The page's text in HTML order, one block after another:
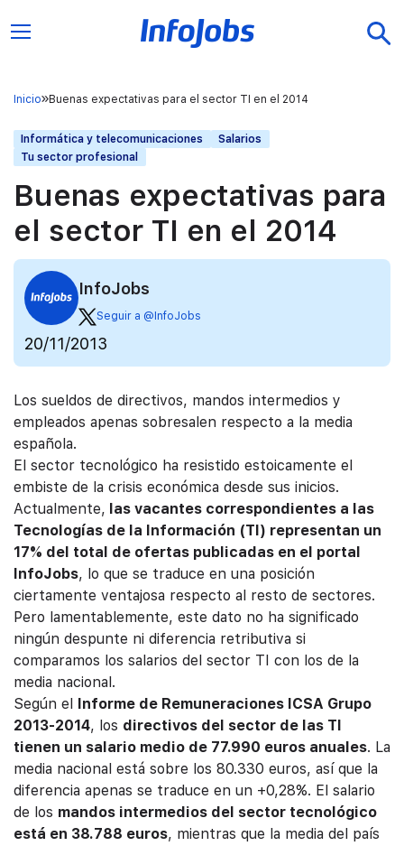
Inicio Buenas expectativas para el sector TI en el 2014
Informática y telecomunicaciones
Salarios
Tu sector profesional
Buenas expectativas para
el sector TI en el 2014
InfoJobs
Seguir a @InfoJobs
20/11/2013
Los sueldos de directivos, mandos intermedios y
empleados apenas sobresalen respecto a la media
española.
El sector tecnológico ha resistido estoicamente el
embiste de la crisis económica desde sus inicios.
Actualmente, las vacantes correspondientes a las
Tecnologías de la Información (TI) representan un
17% del total de ofertas publicadas en el portal
InfoJobs, lo que se traduce en una posición
ciertamente ventajosa respecto al resto de sectores.
Pero lamentablemente, este dato no ha significado
ningún despunte ni diferencia retributiva si
comparamos los salarios del sector TI con los de la
media nacional.
Según el Informe de Remuneraciones ICSA Grupo
2013-2014, los directivos del sector de las TI
tienen un salario medio de 77.990 euros anuales. La
media nacional está sobre los 80.330 euros, así que la
diferencia apenas se traduce en un +0,28%. El salario
de los mandos intermedios del sector tecnológico
está en 38.788 euros, mientras que la media del país